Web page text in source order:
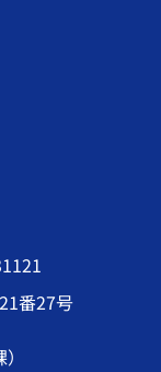
番27号